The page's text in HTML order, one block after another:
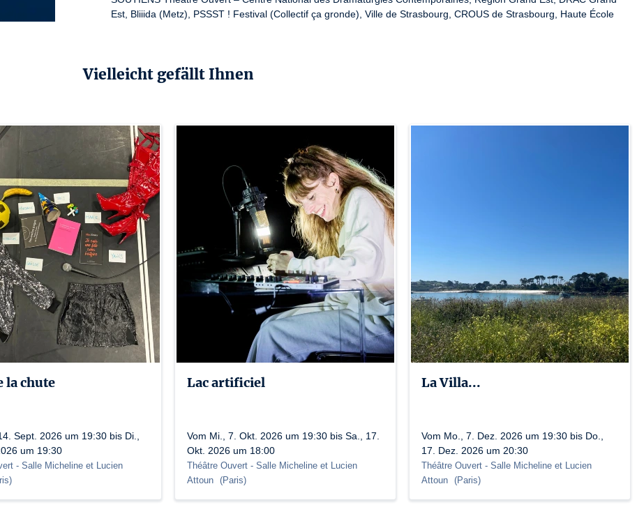
Est, Bliiida (Metz), PSSST ! Festival (Collectif ça gronde), Ville de Strasbourg, CROUS de Strasbourg, Haute École
Ce texte a bénéficié d’un accompagnement par le collectif À mots découverts (Paris)
Regard extérieur Laurène Marx
Assistanat mise en scène Florence Weber
Costumes, assistanat scénographie Camille Nozay
Lumière Ondine Trager
Création sonore Maïlys Trucat
Déconseillé aux moins de 16 ans
ATTENTION : Cette pièce traite de violences sexuelles
Lizenznummer: Cat 1 : L-R-1-010343 Cat 2 : L-R-2-010334 Cat 3 : L-R-3-010344
Vielleicht gefällt Ihnen
la chute
Sept. 2026 um 19:30 bis Di.,
um 19:30
- Salle Micheline et Lucien
)
Lac artificiel
Vom Mi., 7. Okt. 2026 um 19:30 bis Sa., 17.
Okt. 2026 um 18:00
Théâtre Ouvert - Salle Micheline et Lucien
Attoun (Paris)
La Villa...
Vom Mo., 7. Dez. 2026 um 19:30 bis Do.,
17. Dez. 2026 um 20:30
Théâtre Ouvert - Salle Micheline et Lucien
Attoun (Paris)